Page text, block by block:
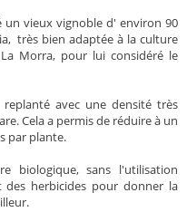
un vieux vignoble d' environ 90
très bien adaptée à la culture
Morra, pour lui considéré le
avec une densité très
Cela a permis de réduire à un
par plante.
biologique, sans l'utilisation
des herbicides pour donner la